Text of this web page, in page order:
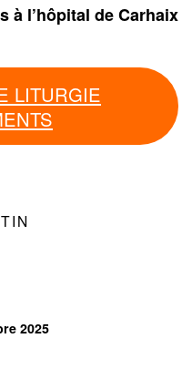
à l’hôpital de Carhaix
LITURGIE
2025